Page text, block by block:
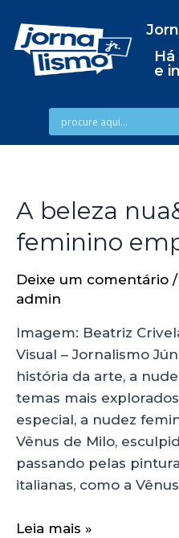
e
A beleza
feminino
Deixe um comentário /
admin
Imagem: Beatriz
Visual – Jornalismo
história da arte, a
temas mais
especial, a nudez
Vênus de Milo,
passando pelas
italianas, como a
Leia mais »